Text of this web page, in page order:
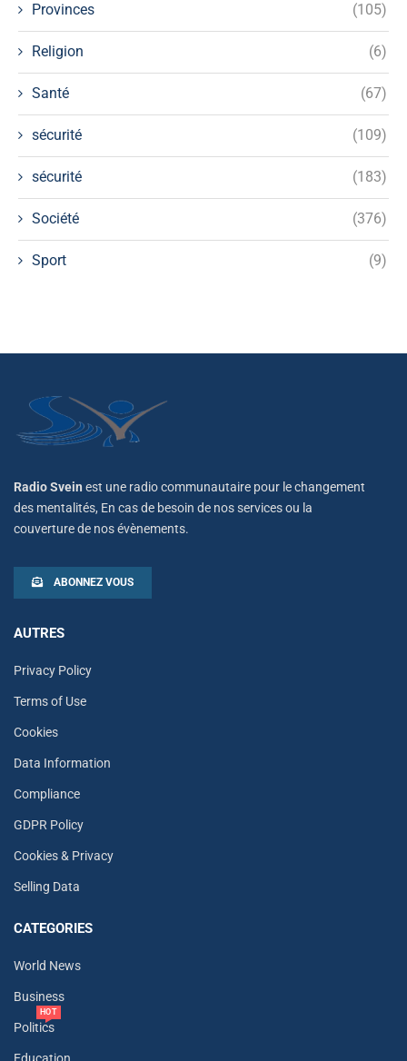
Provinces (105)
Religion (6)
Santé (67)
sécurité (109)
sécurité (183)
Société (376)
Sport (9)
Radio Svein est une radio communautaire pour le changement
des mentalités, En cas de besoin de nos services ou la
couverture de nos évènements.
ABONNEZ VOUS
AUTRES
Privacy Policy
Terms of Use
Cookies
Data Information
Compliance
GDPR Policy
Cookies & Privacy
Selling Data
CATEGORIES
World News
Business
Politics
HOT